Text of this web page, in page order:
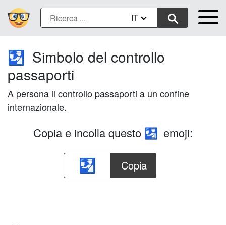
IT
🛂
Simbolo del controllo
passaporti
A persona il controllo passaporti a un confine
internazionale.
Copia e incolla questo 🛂 emoji:
Copia